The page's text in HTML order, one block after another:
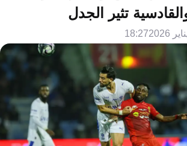
تثير الجدل
18:27